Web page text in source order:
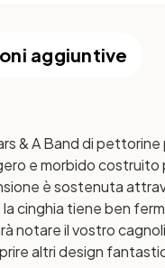
aggiuntive
& A Band di
e morbido
è sostenuta
cinghia tiene ben
notare il vostro
altri design